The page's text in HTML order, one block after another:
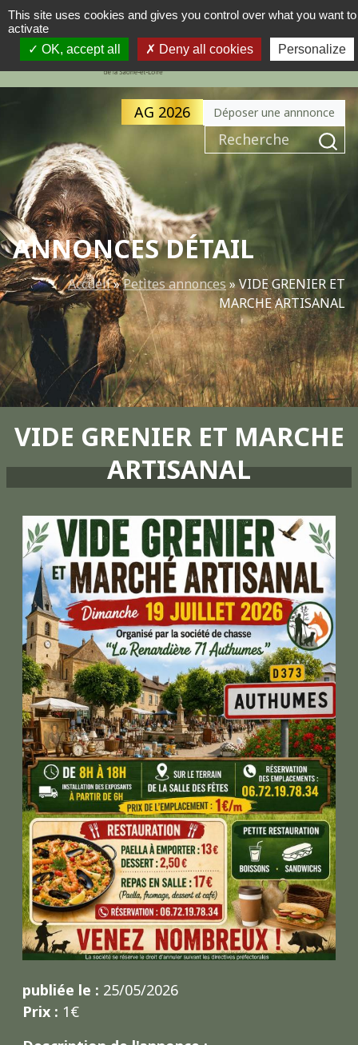
NAVIGATION PRINCIPALE
MENU
AG 2026 Déposer une annnonce
Recherche pour :
ANNONCES DÉTAIL
Accueil»Petites annonces»VIDE GRENIER ET
MARCHE ARTISANAL
VIDE GRENIER ET MARCHE
ARTISANAL
publiée le : 25/05/2026
Prix : 1€
This site uses cookies and gives you control over what you want to
activate
OK, accept all
Deny all cookies Personalize